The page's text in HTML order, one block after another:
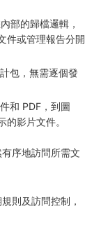
部的歸檔邏輯，
件或管理報告分開
包，無需逐個發
和 PDF，到圖
影片文件。
序地訪問所需文
則及訪問控制，